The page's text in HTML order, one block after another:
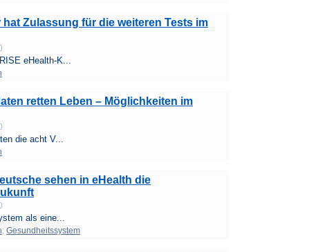
Zulassung für die weiteren Tests im
eHealth-K...
retten Leben – Möglichkeiten im
die acht V...
sehen in eHealth die
als eine...
; Gesundheitssystem